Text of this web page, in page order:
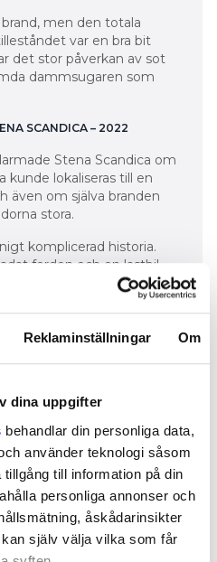
Reklaminställningar Om
dina uppgifter
behandlar din personliga data,
använder teknologi såsom
till information på din
personliga annonser och
åskådarinsikter
själv välja vilka som får
men den totala
var en bra bit
det stor påverkan av sot
dammsugaren som
SCANDICA – 2022
Stena Scandica om
kunde lokaliseras till en
även om själva branden
stora.
komplicerad historia.
fordon och en lastbil
det ju en herrans massa
last som skadats. Jag
men det var
i alla dess former på
om brand i en industrilokal i
200 husvagnar och
Förödelsen var total och ett
gasoltuber som
kvar när jag var där. Det var
historia med många